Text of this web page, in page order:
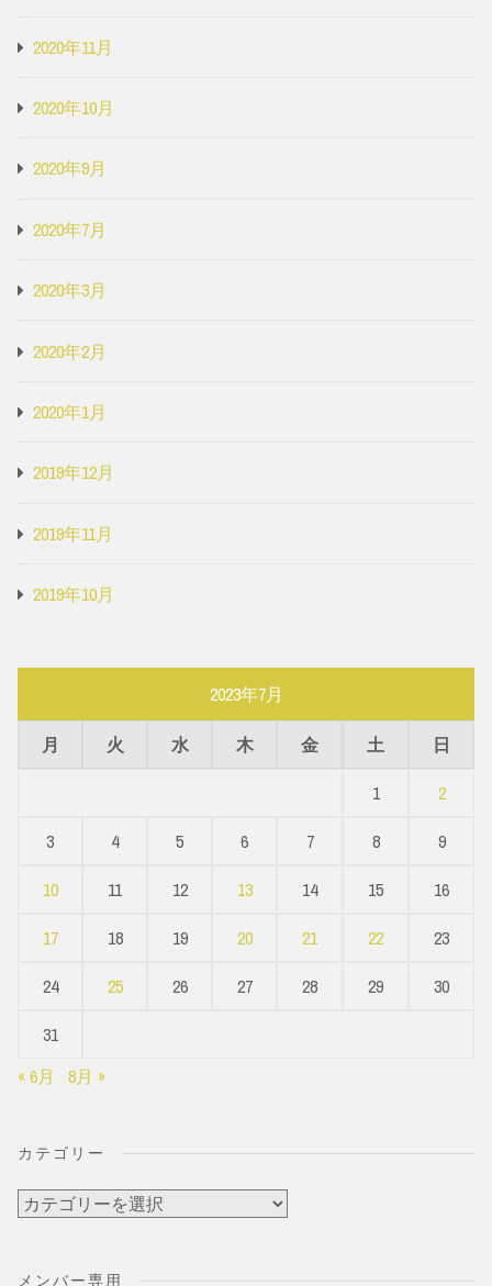
2020年11月
2020年10月
2020年9月
2020年7月
2020年3月
2020年2月
2020年1月
2019年12月
2019年11月
2019年10月
2023年7月
月 火 水 木 金 土
日
1
2
3
4 5 6 7 8
9
10
11 12 13 14 15
16
17
18 19 20 21 22
23
24
25 26 27 28 29
30
31
« 6月
8月 »
カテゴリー
カ
ゴ
メンバー専用